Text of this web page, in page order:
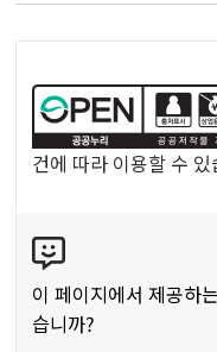
공
리
공
저
작
물
건에 따라 이용할 수
텐
츠
만
이 페이지에서 제공하
습니까?